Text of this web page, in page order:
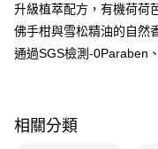
【關於「AFTEE先享後付」
AFTEE先享後付是「在收到
便利好安心！
【「AFTEE先享後付」結帳流
即享券
每筆NT$65，滿NT$390(
升級植萃配方，有機荷荷
佛手柑與雪松精油的自然
通過SGS檢測-0Paraben
相關分類